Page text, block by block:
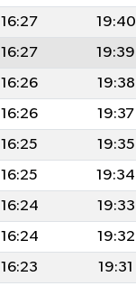
16:27 19:40
16:27 19:39
16:26 19:38
16:26 19:37
16:25 19:35
16:25 19:34
16:24 19:33
16:24 19:32
16:23 19:31